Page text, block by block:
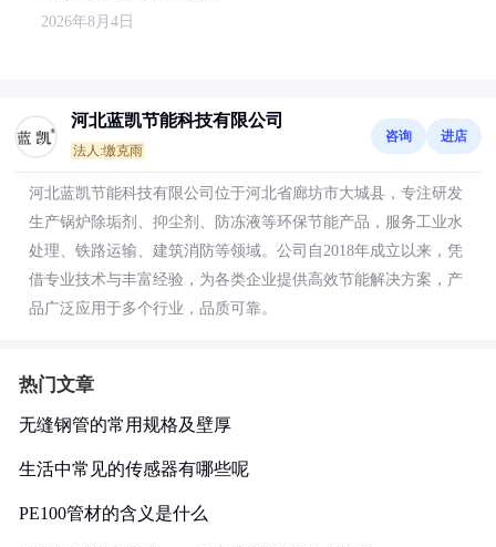
2026年8月4日
河北蓝凯节能科技有限公司
法人:缴克雨
咨询 进店
河北蓝凯节能科技有限公司位于河北省廊坊市大城县，专注研发
生产锅炉除垢剂、抑尘剂、防冻液等环保节能产品，服务工业水
处理、铁路运输、建筑消防等领域。公司自2018年成立以来，凭
借专业技术与丰富经验，为各类企业提供高效节能解决方案，产
品广泛应用于多个行业，品质可靠。
热门文章
无缝钢管的常用规格及壁厚
生活中常见的传感器有哪些呢
PE100管材的含义是什么